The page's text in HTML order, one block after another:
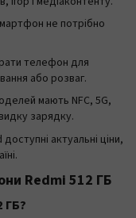
не потрібно
телефон для
або розваг.
мають NFC, 5G,
зарядку.
актуальні ціни,
Redmi 512 ГБ
ГБ?